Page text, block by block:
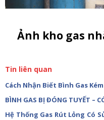
Ảnh kho gas
Tin liên quan
Cách Nhận Biết Bình Gas
BÌNH GAS BỊ ĐÓNG TUYẾT –
Hệ Thống Gas Rút Lỏng Có